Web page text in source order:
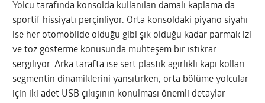
Yolcu tarafında konsolda kullanılan damalı kaplama da
sportif hissiyatı perçinliyor. Orta konsoldaki piyano siyahı
ise her otomobilde olduğu gibi şık olduğu kadar parmak izi
ve toz gösterme konusunda muhteşem bir istikrar
sergiliyor. Arka tarafta ise sert plastik ağırlıklı kapı kolları
segmentin dinamiklerini yansıtırken, orta bölüme yolcular
için iki adet USB çıkışının konulması önemli detaylar